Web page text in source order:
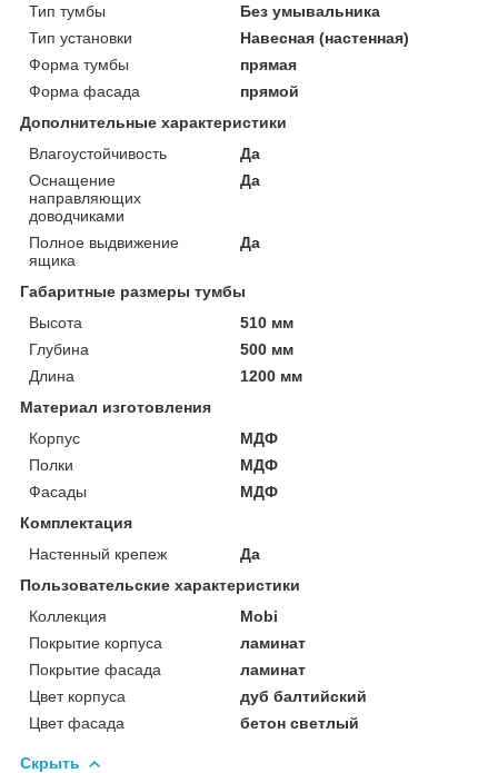
Тип тумбы
Без умывальника
Тип установки
Навесная (настенная)
Форма тумбы
прямая
Форма фасада
прямой
Дополнительные характеристики
Влагоустойчивость
Да
Оснащение
направляющих
доводчиками
Да
Полное выдвижение
ящика
Да
Габаритные размеры тумбы
Высота
510 мм
Глубина
500 мм
Длина
1200 мм
Материал изготовления
Корпус
МДФ
Полки
МДФ
Фасады
МДФ
Комплектация
Настенный крепеж
Да
Пользовательские характеристики
Коллекция
Mobi
Покрытие корпуса
ламинат
Покрытие фасада
ламинат
Цвет корпуса
дуб балтийский
Цвет фасада
бетон светлый
Скрыть